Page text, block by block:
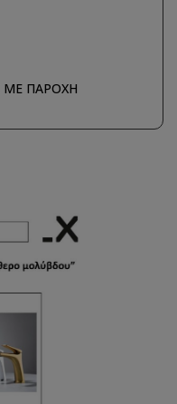
ΜΕ ΠΑΡΟΧΗ